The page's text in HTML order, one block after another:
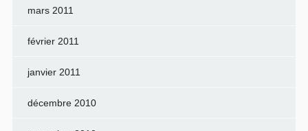
mars 2011
février 2011
janvier 2011
décembre 2010